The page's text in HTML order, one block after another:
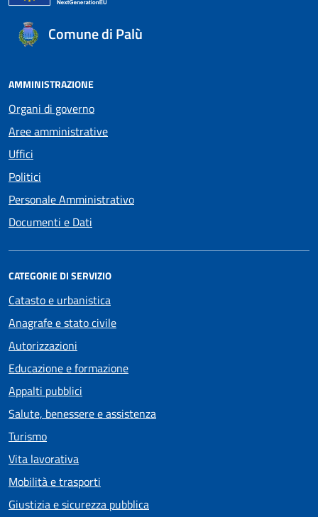
Comune di Palù
AMMINISTRAZIONE
Organi di governo
Aree amministrative
Uffici
Politici
Personale Amministrativo
Documenti e Dati
CATEGORIE DI SERVIZIO
Catasto e urbanistica
Anagrafe e stato civile
Autorizzazioni
Educazione e formazione
Appalti pubblici
Salute, benessere e assistenza
Turismo
Vita lavorativa
Mobilità e trasporti
Giustizia e sicurezza pubblica